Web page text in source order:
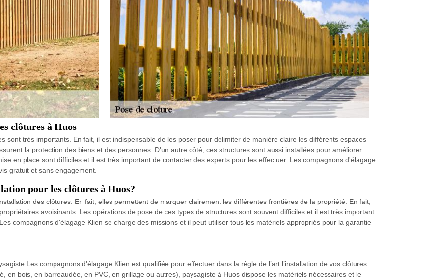
clôtures à Huos
sont très importants. En fait, il est indispensable de les poser pour délimiter de manière claire les différents espaces
la protection des biens et des personnes. D'un autre côté, ces structures sont aussi installées pour améliorer
en place sont difficiles et il est très important de contacter des experts pour les effectuer. Les compagnons d'élagage
gratuit et sans engagement.
pour les clôtures à Huos?
des clôtures. En fait, elles permettent de marquer clairement les différentes frontières de la propriété. En fait,
avoisinants. Les opérations de pose de ces types de structures sont souvent difficiles et il est très important
compagnons d'élagage Klien se charge des missions et il peut utiliser tous les matériels appropriés pour la garantie
Les compagnons d'élagage Klien est qualifiée pour effectuer dans la règle de l’art l’installation de vos clôtures.
en bois, en barreaudée, en PVC, en grillage ou autres), paysagiste à Huos dispose les matériels nécessaires et le